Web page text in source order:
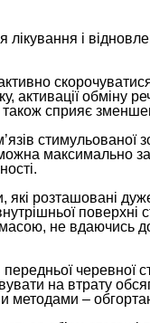
лікування і
обміну
сприяє
стимульованої
максимально
розташовані дуже
поверхні
масою, не вдаючись
черевної
на втрату
методами –